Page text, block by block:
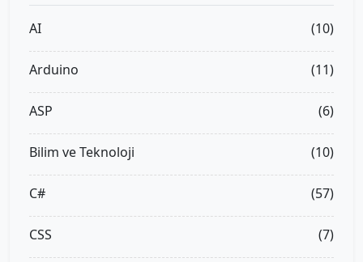
AI (10)
Arduino (11)
ASP (6)
Bilim ve Teknoloji (10)
C# (57)
CSS (7)